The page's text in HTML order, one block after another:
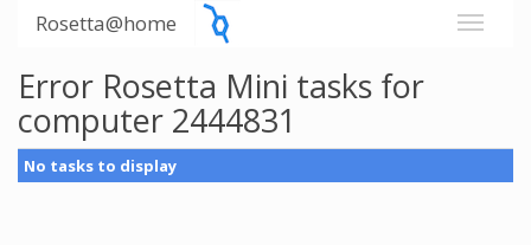
Rosetta@home
Error Rosetta Mini tasks for
computer 2444831
No tasks to display